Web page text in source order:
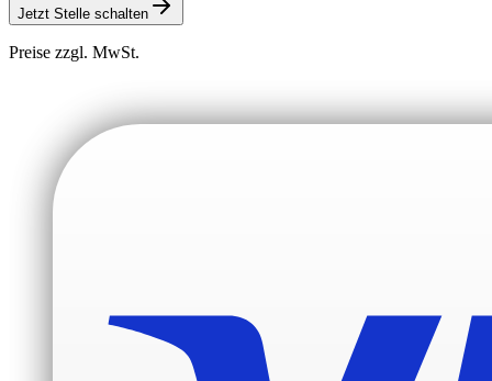
Jetzt Stelle schalten
Preise zzgl. MwSt.